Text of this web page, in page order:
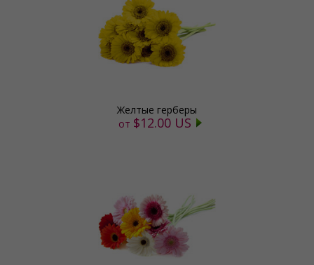
Желтые герберы
от $12.00 US